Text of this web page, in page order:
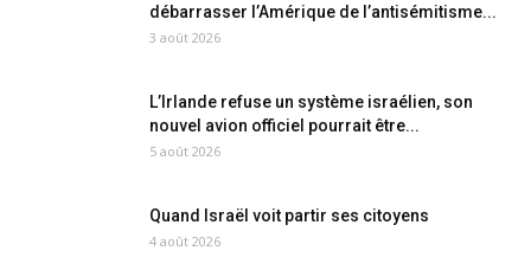
débarrasser l’Amérique de l’antisémitisme...
3 août 2026
L’Irlande refuse un système israélien, son
nouvel avion officiel pourrait être...
5 août 2026
Quand Israël voit partir ses citoyens
4 août 2026